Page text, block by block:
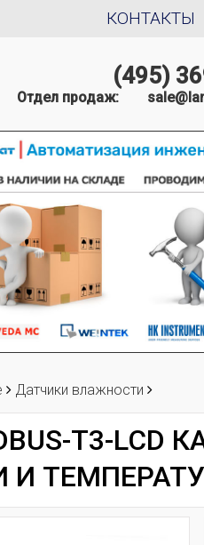
КОНТАКТЫ
(495)
Отдел продаж:
Датчики влажности
T3-